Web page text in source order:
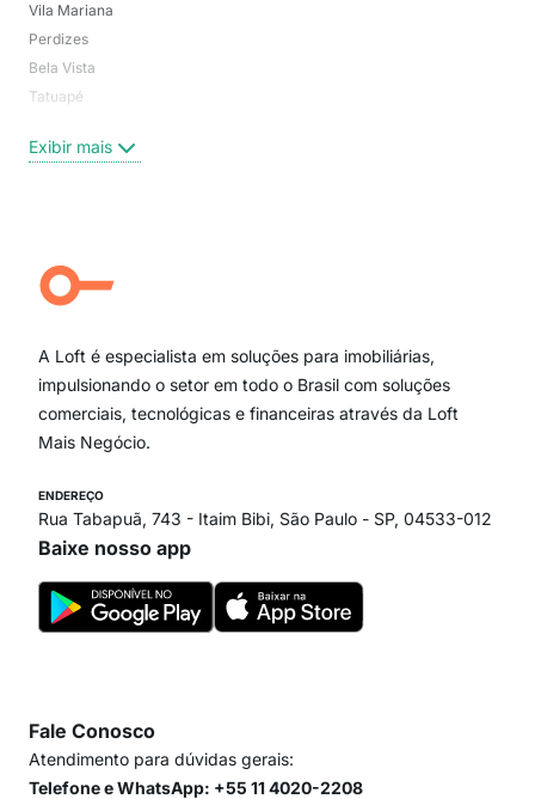
Vila Mariana
Perdizes
Bela Vista
Tatuapé
Centro
Campo Belo
Ipiranga
Paraíso
Itaim Bibi
Exibir mais
A Loft é especialista em soluções para imobiliárias,
impulsionando o setor em todo o Brasil com soluções
comerciais, tecnológicas e financeiras através da Loft
Mais Negócio.
ENDEREÇO
Rua Tabapuã, 743 - Itaim Bibi, São Paulo - SP, 04533-012
Baixe nosso app
Fale Conosco
Atendimento para dúvidas gerais:
Telefone e WhatsApp: +55 11 4020-2208